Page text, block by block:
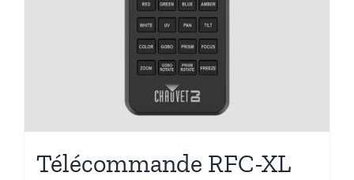
Télécommande RFC-XL